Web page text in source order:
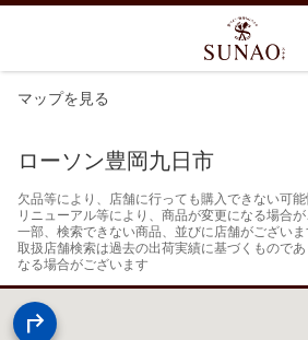
マップを見る
ローソン豊岡九日市
欠品等により、店舗に行っても購入できない可
リニューアル等により、商品が変更になる場合
一部、検索できない商品、並びに店舗がございま
取扱店舗検索は過去の出荷実績に基づくもので
なる場合がございます